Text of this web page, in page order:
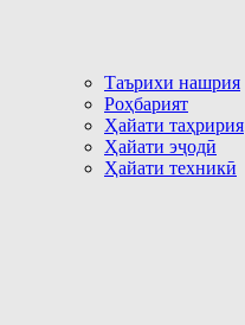
Таърихи нашрия
Роҳбарият
Ҳайати таҳририя
Ҳайати эҷодӣ
Ҳайати техникӣ